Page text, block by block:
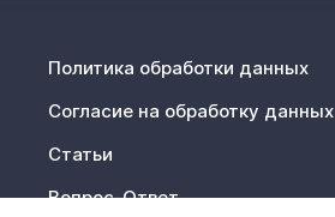
Политика обработки данных
Согласие на обработку данных
Статьи
Вопрос-Ответ